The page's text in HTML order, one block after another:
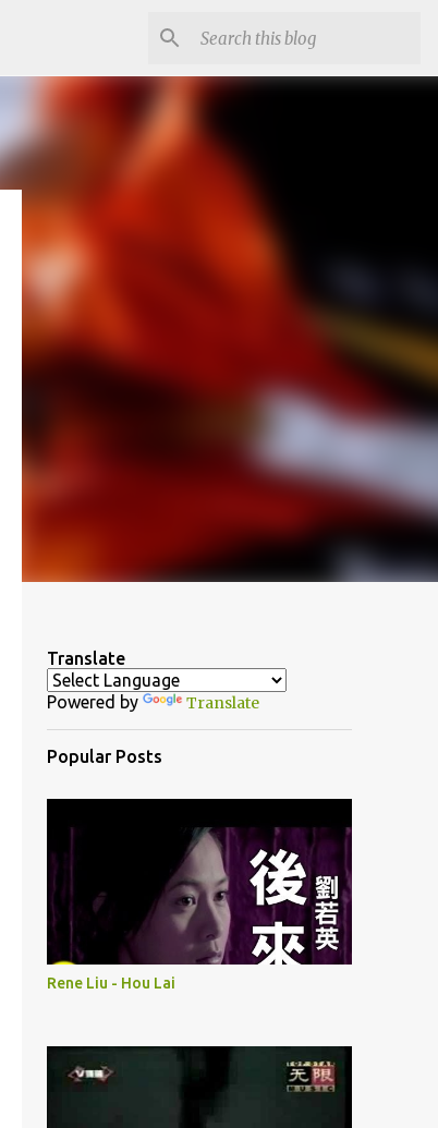
Translate
Powered by Translate
Popular Posts
Rene Liu - Hou Lai